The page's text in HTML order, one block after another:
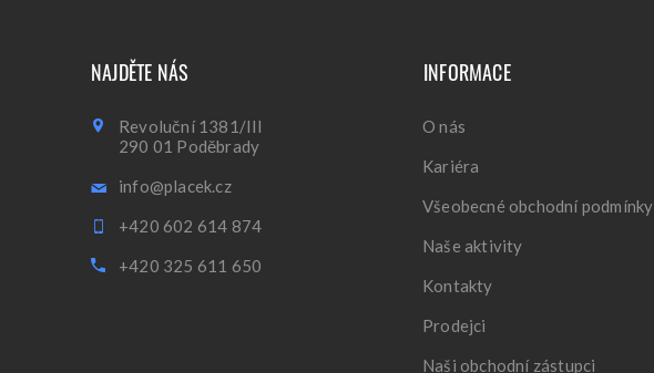
NAJDĚTE NÁS
Revoluční 1381/III
290 01 Poděbrady
info@placek.cz
+420 602 614 874
+420 325 611 650
INFORMACE
O nás
Kariéra
Všeobecné obchodní podmínky
Naše aktivity
Kontakty
Prodejci
Naši obchodní zástupci